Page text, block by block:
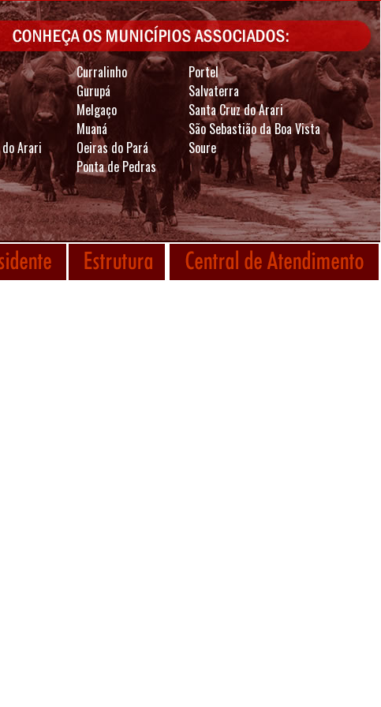
Curralinho
Portel
Gurupá
Salvaterra
Melgaço
Santa Cruz do Arari
Muaná
São Sebastião da Boa Vista
Arari
Oeiras do Pará
Soure
Ponta de Pedras